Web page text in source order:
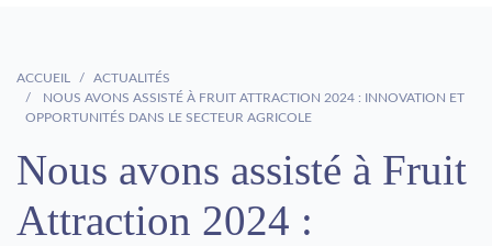
ACCUEIL
ACTUALITÉS
NOUS AVONS ASSISTÉ À FRUIT ATTRACTION 2024 : INNOVATION ET
OPPORTUNITÉS DANS LE SECTEUR AGRICOLE
Nous avons assisté à Fruit
Attraction 2024 :